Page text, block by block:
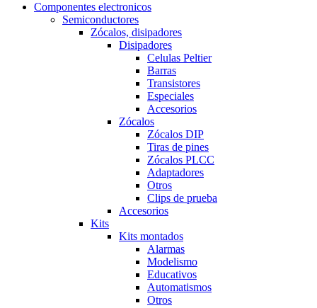
Componentes electronicos
Semiconductores
Zócalos, disipadores
Disipadores
Celulas Peltier
Barras
Transistores
Especiales
Accesorios
Zócalos
Zócalos DIP
Tiras de pines
Zócalos PLCC
Adaptadores
Otros
Clips de prueba
Accesorios
Kits
Kits montados
Alarmas
Modelismo
Educativos
Automatismos
Otros